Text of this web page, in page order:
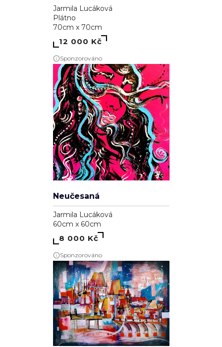
Jarmila Lucáková
Plátno
70cm x 70cm
12 000 Kč
Sponzorováno
Neučesaná
Jarmila Lucáková
60cm x 60cm
8 000 Kč
Sponzorováno